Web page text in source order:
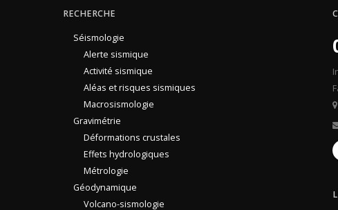
RECHERCHE
Séismologie
Alerte sismique
Activité sismique
Aléas et risques sismiques
Macrosismologie
Gravimétrie
Déformations crustales
Effets hydrologiques
Métrologie
Géodynamique
Volcano-sismologie